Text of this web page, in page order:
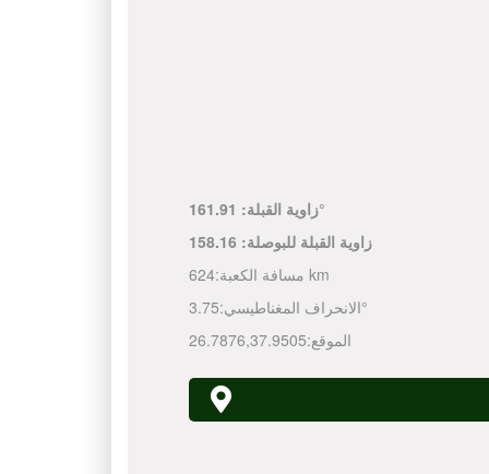
زاوية القبلة:161.91°
زاوية القبلة للبوصلة: 158.16
مسافة الكعبة: 624 km
الانحراف المغناطيسي:3.75°
الموقع:
26.7876,37.9505